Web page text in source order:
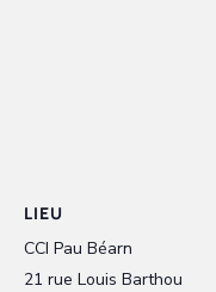
LIEU
CCI Pau Béarn
21 rue Louis Barthou